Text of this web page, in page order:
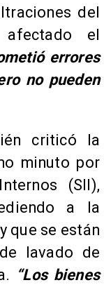
del
el
errores
no pueden
criticó la
minuto por
(SII),
a la
que se están
lavado de
“Los bienes